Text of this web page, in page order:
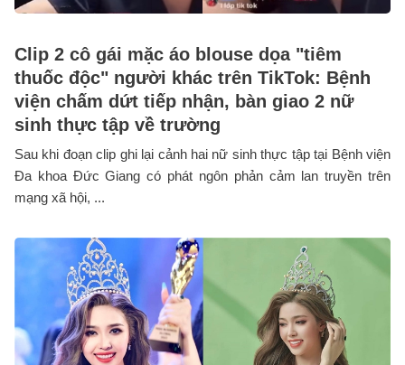
Clip 2 cô gái mặc áo blouse dọa "tiêm
thuốc độc" người khác trên TikTok: Bệnh
viện chấm dứt tiếp nhận, bàn giao 2 nữ
sinh thực tập về trường
Sau khi đoạn clip ghi lại cảnh hai nữ sinh thực tập tại Bệnh viện
Đa khoa Đức Giang có phát ngôn phản cảm lan truyền trên
mạng xã hội, ...